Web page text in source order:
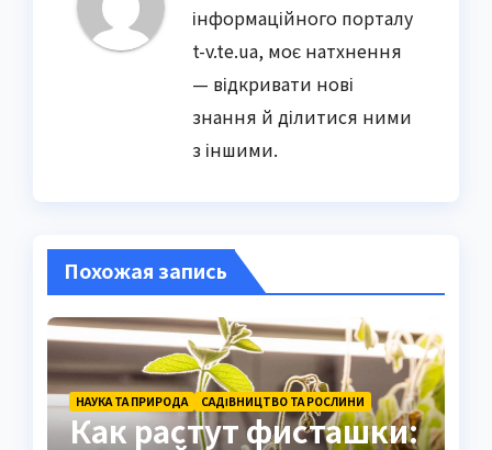
інформаційного порталу
t-v.te.ua, моє натхнення
— відкривати нові
знання й ділитися ними
з іншими.
Похожая запись
НАУКА ТА ПРИРОДА САДІВНИЦТВО ТА РОСЛИНИ
Как растут фисташки: